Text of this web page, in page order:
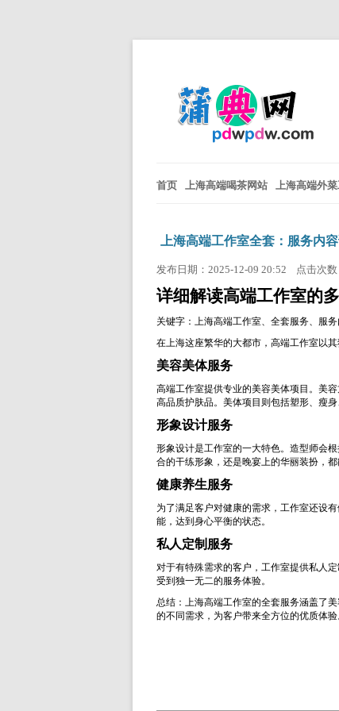
首页 上海高端喝茶网站 上海高端外
上海高端工作室全套：服务内
发布日期：2025-12-09 20:52 点击次数
详细解读高端工作室的
关键字：上海高端工作室、全套服务、服
在上海这座繁华的大都市，高端工作室以
美容美体服务
高端工作室提供专业的美容美体项目。美
高品质护肤品。美体项目则包括塑形、瘦
形象设计服务
形象设计是工作室的一大特色。造型师会
合的干练形象，还是晚宴上的华丽装扮，都
健康养生服务
为了满足客户对健康的需求，工作室还设
能，达到身心平衡的状态。
私人定制服务
对于有特殊需求的客户，工作室提供私人
受到独一无二的服务体验。
总结：上海高端工作室的全套服务涵盖了
的不同需求，为客户带来全方位的优质体验